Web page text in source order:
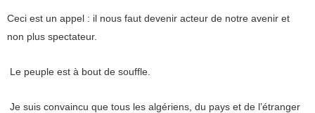
Ceci est un appel : il nous faut devenir acteur de notre avenir et
non plus spectateur.
Le peuple est à bout de souffle.
Je suis convaincu que tous les algériens, du pays et de l’étranger